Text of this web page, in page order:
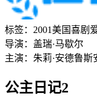
标签： 2001美国喜剧
导演： 盖瑞·马歇尔
主演： 朱莉·安德鲁斯
公主日记2